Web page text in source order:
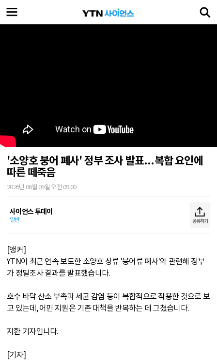
'소양호 붕어 폐사' 정부 조사 발표...복합 요인에
따른 떼죽음
2026년 06월 09일 오전 09:00
사이언스 투데이
일반 공유하기
[앵커]
YTN이 최근 연속 보도한 소양호 상류 '붕어류 폐사'와 관련해 정부
가 정밀조사 결과를 발표했습니다.
호수 바닥 산소 부족과 세균 감염 등이 복합적으로 작용한 것으로 보
고 있는데, 어민 지원은 기존 대책을 반복하는 데 그쳤습니다.
지환 기자입니다.
[기자]